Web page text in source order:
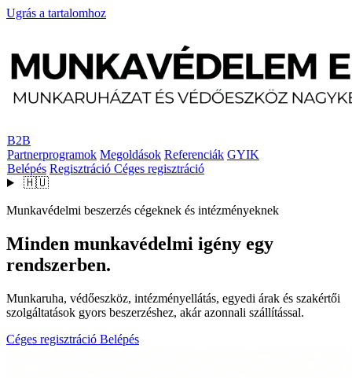
Ugrás a tartalomhoz
B2B
Partnerprogramok Megoldások Referenciák GYIK
Belépés Regisztráció Céges regisztráció
🇭🇺
Munkavédelmi beszerzés cégeknek és intézményeknek
Minden munkavédelmi igény egy
rendszerben.
Munkaruha, védőeszköz, intézményellátás, egyedi árak és szakértői
szolgáltatások gyors beszerzéshez, akár azonnali szállítással.
Céges regisztráció Belépés